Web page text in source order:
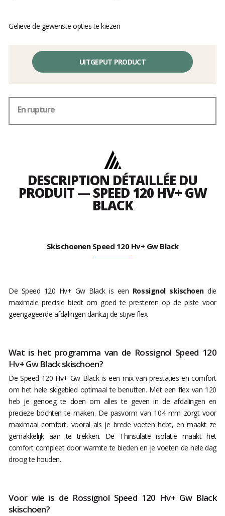
Gelieve de gewenste opties te kiezen
UITGEPUT PRODUCT
En rupture
DESCRIPTION DÉTAILLÉE DU
PRODUIT — SPEED 120 HV+ GW
BLACK
Skischoenen Speed 120 Hv+ Gw Black
De Speed 120 Hv+ Gw Black is een Rossignol skischoendie
maximale precisie biedt om goed te presteren op de piste voor
geëngageerde afdalingen dankzij de stijve flex.
Wat is het programma van de Rossignol Speed 120
Hv+ Gw Black skischoen?
De Speed 120 Hv+ Gw Black is een mix van prestaties en comfort
om het hele skigebied optimaal te benutten. Met een flex van 120
heb je genoeg te doen om alles te geven in de afdalingen en
precieze bochten te maken. De pasvorm van 104 mm zorgt voor
maximaal comfort, vooral als je brede voeten hebt, en maakt ze
gemakkelijk aan te trekken. De Thinsulate isolatie maakt het
comfort compleet door warmte te bieden en je voeten de hele dag
droog te houden.
Voor wie is de Rossignol Speed 120 Hv+ Gw Black
skischoen?